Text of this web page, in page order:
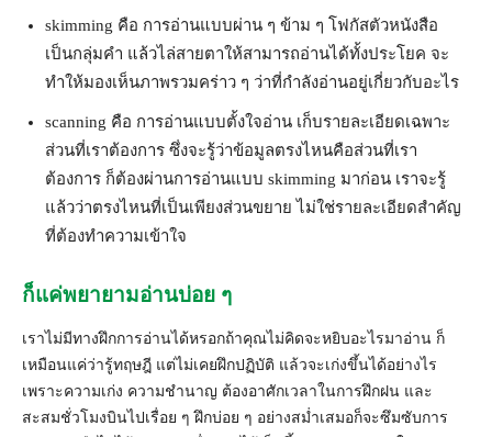
skimming คือ การอ่านแบบผ่าน ๆ ข้าม ๆ โฟกัสตัวหนังสือ
เป็นกลุ่มคำ แล้วไล่สายตาให้สามารถอ่านได้ทั้งประโยค จะ
ทำให้มองเห็นภาพรวมคร่าว ๆ ว่าที่กำลังอ่านอยู่เกี่ยวกับอะไร
scanning คือ การอ่านแบบตั้งใจอ่าน เก็บรายละเอียดเฉพาะ
ส่วนที่เราต้องการ ซึ่งจะรู้ว่าข้อมูลตรงไหนคือส่วนที่เรา
ต้องการ ก็ต้องผ่านการอ่านแบบ skimming มาก่อน เราจะรู้
แล้วว่าตรงไหนที่เป็นเพียงส่วนขยาย ไม่ใช่รายละเอียดสำคัญ
ที่ต้องทำความเข้าใจ
ก็แค่พยายามอ่านบ่อย ๆ
เราไม่มีทางฝึกการอ่านได้หรอกถ้าคุณไม่คิดจะหยิบอะไรมาอ่าน ก็
เหมือนแค่ว่ารู้ทฤษฎี แต่ไม่เคยฝึกปฏิบัติ แล้วจะเก่งขึ้นได้อย่างไร
เพราะความเก่ง ความชำนาญ ต้องอาศักเวลาในการฝึกฝน และ
สะสมชั่วโมงบินไปเรื่อย ๆ ฝึกบ่อย ๆ อย่างสม่ำเสมอก็จะซึมซับการ